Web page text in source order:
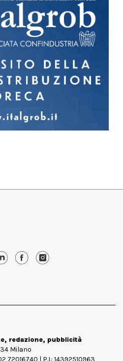
redazione, pubblicità
Milano
72016740 | P.I.: 14392510963